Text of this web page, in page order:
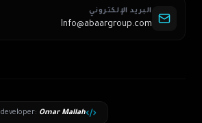
البريد الإلكتروني
Info@abaargroup.com
developer: Omar Mallah